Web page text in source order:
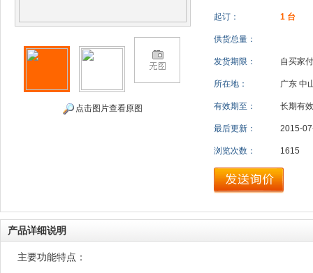
点击图片查看原图
起订： 1 台
供货总量：
发货期限： 自买家
所在地： 广东 中
有效期至： 长期有效
最后更新： 2015-
浏览次数： 1615
产品详细说明
主要功能特点：